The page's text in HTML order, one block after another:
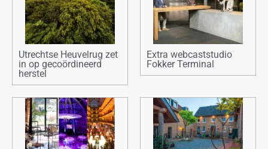
Utrechtse Heuvelrug zet
in op gecoördineerd
herstel
Extra webcaststudio
Fokker Terminal